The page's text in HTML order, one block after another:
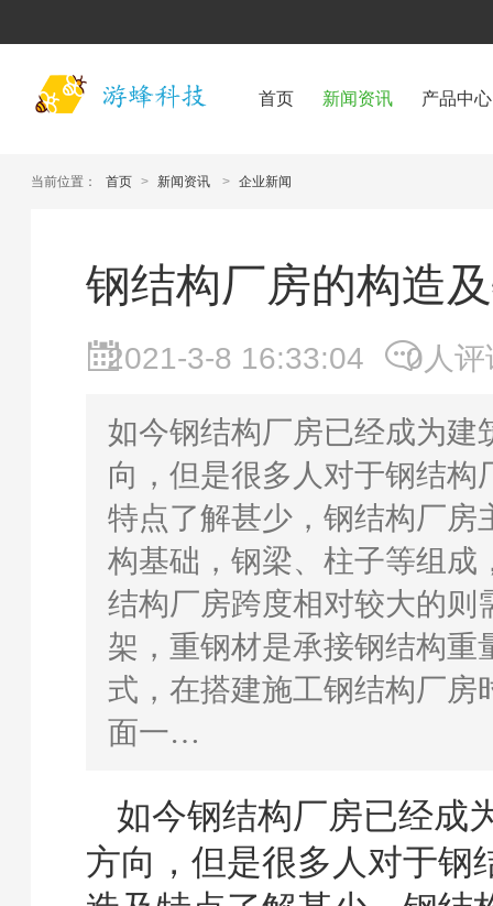
首页 新闻资讯 产品中心
当前位置： 首页 > 新闻资讯 > 企业新闻
钢结构厂房的构造
2021-3-8 16:33:04 0人评
如今钢结构厂房已经成为建
向，但是很多人对于钢结构
特点了解甚少，钢结构厂房
构基础，钢梁、柱子等组成
结构厂房跨度相对较大的则
架，重钢材是承接钢结构重
式，在搭建施工钢结构厂房
面一…
如今钢结构厂房已经成
方向，但是很多人对于钢